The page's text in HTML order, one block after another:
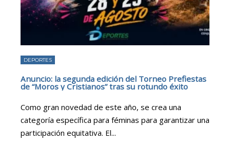
DEPORTES
Anuncio: la segunda edición del Torneo Prefiestas
de “Moros y Cristianos” tras su rotundo éxito
Como gran novedad de este año, se crea una
categoría específica para féminas para garantizar una
participación equitativa. El...